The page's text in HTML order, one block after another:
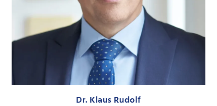
Dr. Klaus Rudolf